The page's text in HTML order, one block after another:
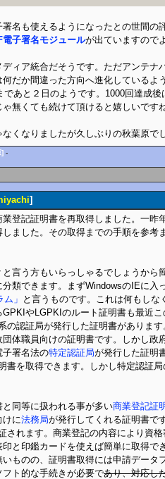
名も使えるようになったとの世間の
電子署名モジュールが出ていますので
ィア統合だそうです。ただアンテナ
何だか間違った方向へ進化しているよ
であと２日のようです。1000回達成
無くても続けて頂けると嬉しいです
くなりましたが久しぶりの秋葉原で
] -
]
登記証明書を再取得しました。一昨
ました。その取得までの手順を参考
と言う方もいらっしゃるでしょうから
類できます。まずWindowsのIEに入
」 と言うものです。これは何もしな
やLGPKIのルート証明書も最近
の認証局が発行した証明書がありま
体職員向けの証明書です。しかし政
子署名法の特定認証局が発行した証明
書を取得できます。しかし特定認証
同等に扱われる事が多い商業登記証
けに法務局が発行してくれる証明書で
されます。商業登記の内容により資
と印鑑カードを使えば簡単に取得で
ものの、証明書取得には申請データ
ト的な手続きが必要であり、対応し